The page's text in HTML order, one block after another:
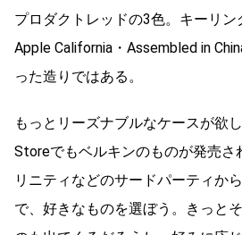
プロダクトレッドの3色。キーリ
Apple California・Assembled in
った造りではある。
もっとリーズナブルなケースが欲
Storeでもベルキンのものが発売さ
リニティなどのサードパーティか
で、好きなものを選ぼう。きっと